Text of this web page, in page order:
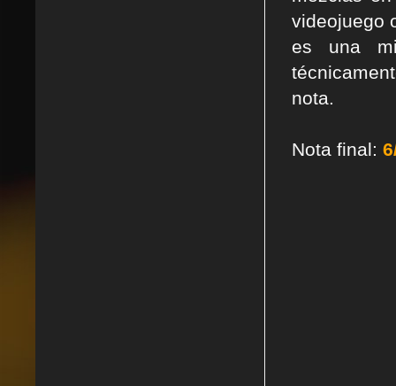
videojuego
es una
nota.
Nota final: